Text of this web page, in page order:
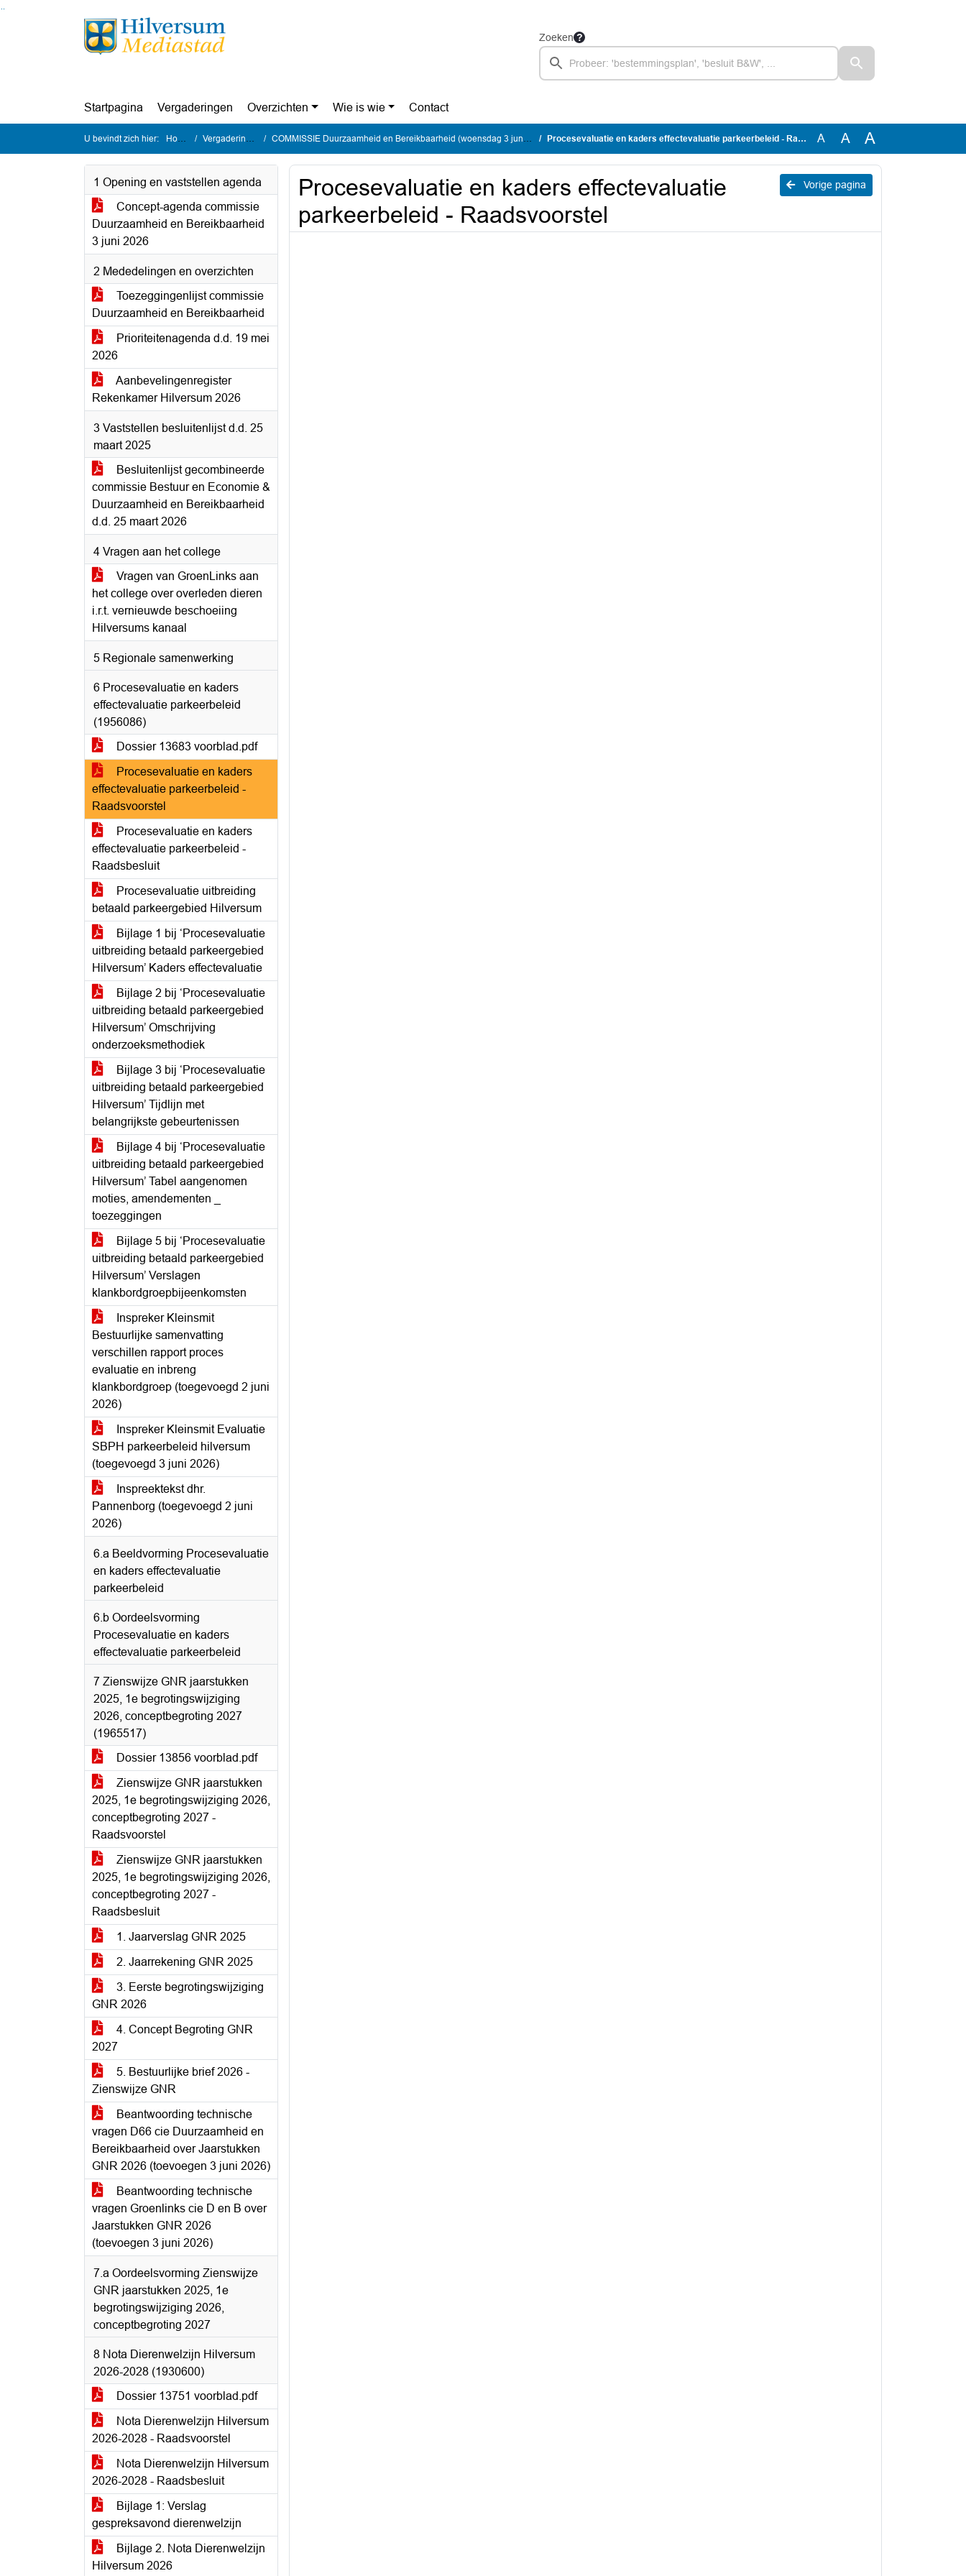
Ga naar de inhoud van deze pagina
Ga naar het zoeken
Ga naar het menu
Zoeken
Startpagina Vergaderingen Overzichten Wie is wie Contact
U bevindt zich hier: Home Vergaderingen COMMISSIE Duurzaamheid en Bereikbaarheid (woensdag 3 juni 2026) Procesevaluatie en kaders effectevaluatie parkeerbeleid - Raadsvoorstel A A A
1 Opening en vaststellen agenda
Concept-agenda commissie
Duurzaamheid en Bereikbaarheid
3 juni 2026
2 Mededelingen en overzichten
Toezeggingenlijst commissie
Duurzaamheid en Bereikbaarheid
Prioriteitenagenda d.d. 19 mei
2026
Aanbevelingenregister
Rekenkamer Hilversum 2026
3 Vaststellen besluitenlijst d.d. 25
maart 2025
Besluitenlijst gecombineerde
commissie Bestuur en Economie &
Duurzaamheid en Bereikbaarheid
d.d. 25 maart 2026
4 Vragen aan het college
Vragen van GroenLinks aan
het college over overleden dieren
i.r.t. vernieuwde beschoeiing
Hilversums kanaal
5 Regionale samenwerking
6 Procesevaluatie en kaders
effectevaluatie parkeerbeleid
(1956086)
Dossier 13683 voorblad.pdf
Procesevaluatie en kaders
effectevaluatie parkeerbeleid -
Raadsvoorstel
Procesevaluatie en kaders
effectevaluatie parkeerbeleid -
Raadsbesluit
Procesevaluatie uitbreiding
betaald parkeergebied Hilversum
Bijlage 1 bij ‘Procesevaluatie
uitbreiding betaald parkeergebied
Hilversum’ Kaders effectevaluatie
Bijlage 2 bij ‘Procesevaluatie
uitbreiding betaald parkeergebied
Hilversum’ Omschrijving
onderzoeksmethodiek
Bijlage 3 bij ‘Procesevaluatie
uitbreiding betaald parkeergebied
Hilversum’ Tijdlijn met
belangrijkste gebeurtenissen
Bijlage 4 bij ‘Procesevaluatie
uitbreiding betaald parkeergebied
Hilversum’ Tabel aangenomen
moties, amendementen _
toezeggingen
Bijlage 5 bij ‘Procesevaluatie
uitbreiding betaald parkeergebied
Hilversum’ Verslagen
klankbordgroepbijeenkomsten
Inspreker Kleinsmit
Bestuurlijke samenvatting
verschillen rapport proces
evaluatie en inbreng
klankbordgroep (toegevoegd 2 juni
2026)
Inspreker Kleinsmit Evaluatie
SBPH parkeerbeleid hilversum
(toegevoegd 3 juni 2026)
Inspreektekst dhr.
Pannenborg (toegevoegd 2 juni
2026)
6.a Beeldvorming Procesevaluatie
en kaders effectevaluatie
parkeerbeleid
6.b Oordeelsvorming
Procesevaluatie en kaders
effectevaluatie parkeerbeleid
7 Zienswijze GNR jaarstukken
2025, 1e begrotingswijziging
2026, conceptbegroting 2027
(1965517)
Dossier 13856 voorblad.pdf
Zienswijze GNR jaarstukken
2025, 1e begrotingswijziging 2026,
conceptbegroting 2027 -
Raadsvoorstel
Zienswijze GNR jaarstukken
2025, 1e begrotingswijziging 2026,
conceptbegroting 2027 -
Raadsbesluit
1. Jaarverslag GNR 2025
2. Jaarrekening GNR 2025
3. Eerste begrotingswijziging
GNR 2026
4. Concept Begroting GNR
2027
5. Bestuurlijke brief 2026 -
Zienswijze GNR
Beantwoording technische
vragen D66 cie Duurzaamheid en
Bereikbaarheid over Jaarstukken
GNR 2026 (toevoegen 3 juni 2026)
Beantwoording technische
vragen Groenlinks cie D en B over
Jaarstukken GNR 2026
(toevoegen 3 juni 2026)
7.a Oordeelsvorming Zienswijze
GNR jaarstukken 2025, 1e
begrotingswijziging 2026,
conceptbegroting 2027
8 Nota Dierenwelzijn Hilversum
2026-2028 (1930600)
Dossier 13751 voorblad.pdf
Nota Dierenwelzijn Hilversum
2026-2028 - Raadsvoorstel
Nota Dierenwelzijn Hilversum
2026-2028 - Raadsbesluit
Bijlage 1: Verslag
gespreksavond dierenwelzijn
Bijlage 2. Nota Dierenwelzijn
Hilversum 2026
Vorige pagina
Procesevaluatie en kaders effectevaluatie
parkeerbeleid - Raadsvoorstel